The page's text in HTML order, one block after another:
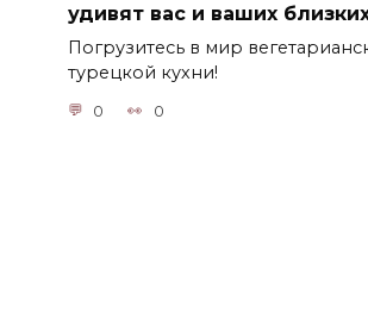
удивят вас и ваших
Погрузитесь в мир
турецкой кухни!
0 0